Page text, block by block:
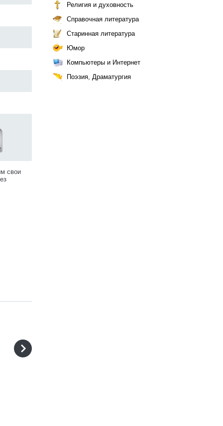
свои
Религия и духовность
Справочная литература
Старинная литература
Юмор
Компьютеры и Интернет
Поэзия, Драматургия